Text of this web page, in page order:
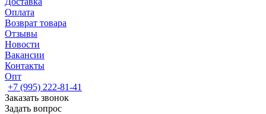
Оплата
Возврат товара
Отзывы
Новости
Вакансии
Контакты
Опт
+7 (995) 222-81-41
Заказать звонок
Задать вопрос